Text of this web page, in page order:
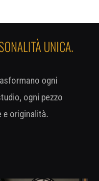
UNICA.
ogni
ogni pezzo
e originalità.